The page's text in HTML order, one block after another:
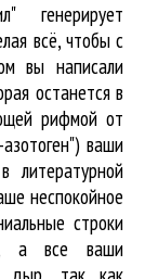
генерирует
всё, чтобы с
вы написали
останется в
рифмой от
ваши
литературной
неспокойное
строки
а все ваши